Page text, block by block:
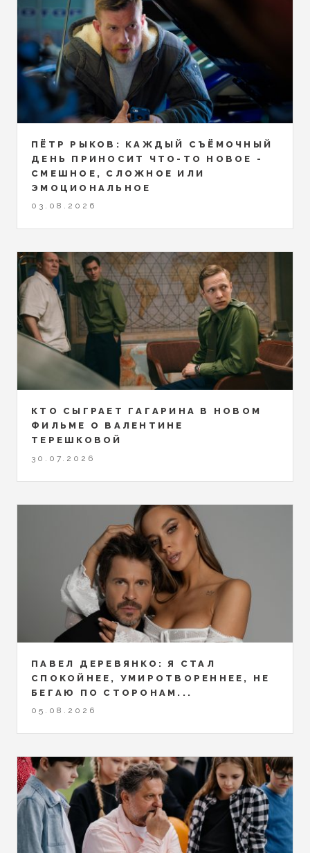
ПЁТР РЫКОВ: КАЖДЫЙ СЪЁМОЧНЫЙ
ДЕНЬ ПРИНОСИТ ЧТО-ТО НОВОЕ -
СМЕШНОЕ, СЛОЖНОЕ ИЛИ
ЭМОЦИОНАЛЬНОЕ
03.08.2026
КТО СЫГРАЕТ ГАГАРИНА В НОВОМ
ФИЛЬМЕ О ВАЛЕНТИНЕ
ТЕРЕШКОВОЙ
30.07.2026
ПАВЕЛ ДЕРЕВЯНКО: Я СТАЛ
СПОКОЙНЕЕ, УМИРОТВОРЕННЕЕ, НЕ
БЕГАЮ ПО СТОРОНАМ...
05.08.2026